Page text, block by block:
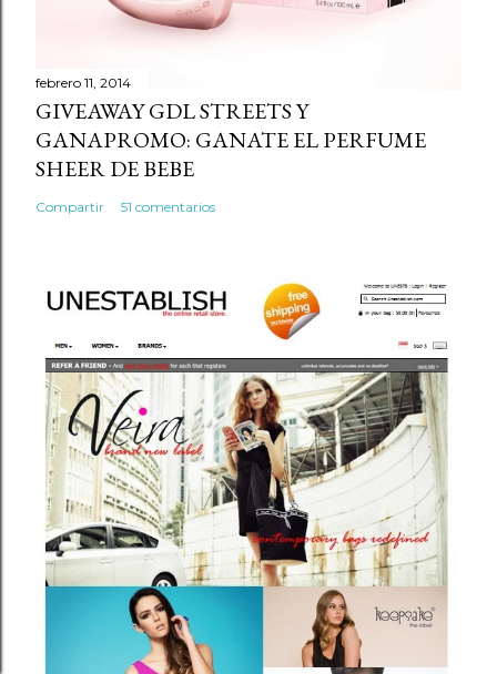
r
i
o
febrero 11, 2014
GIVEAWAY GDL STREETS Y
GANAPROMO: GANATE EL PERFUME
SHEER DE BEBE
Compartir 51 comentarios